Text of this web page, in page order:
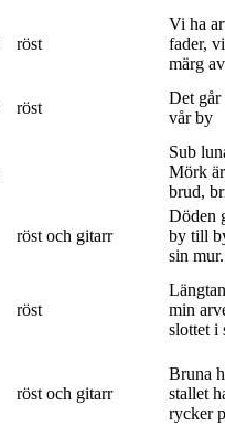
röst
Vi ha
fader,
märg
röst
Det går
vår by
Sub
Mörk
brud,
röst och gitarr
Döden
by till
sin
röst
min
slottet i
röst och gitarr
Bruna
stallet
rycker